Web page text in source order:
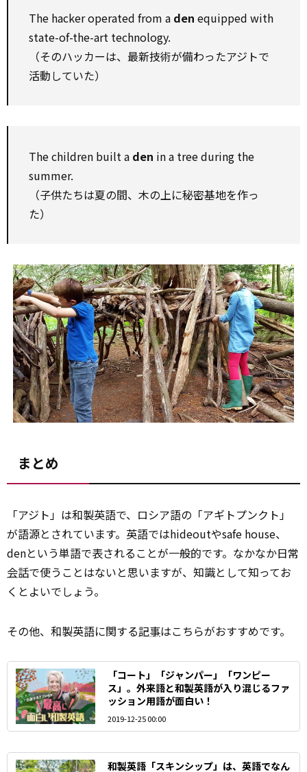
The hacker operated from a den equipped with
state-of-the-art technology.
（そのハッカーは、最新技術が備わったアジトで
活動していた）
The children built a den in a tree during the
summer.
（子供たちは夏の間、木の上に秘密基地を作っ
た）
まとめ
「アジト」は和製英語で、ロシア語の「アギトプンクト」
が語源とされています。英語ではhideoutやsafe house、
denという単語で表されることが一般的です。なかなか日常
会話で使うことはないと思いますが、知識として知ってお
くとよいでしょう。
その他、和製英語に関する記事はこちらがおすすめです。
「コート」「ジャンパー」「ワンピー
ス」。外来語と和製英語が入り混じるファ
ッション用語が面白い！
2019-12-25 00:00
和製英語「スキンシップ」は、英語でなん